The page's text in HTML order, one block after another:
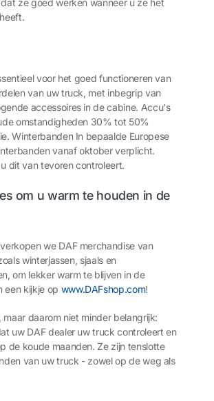
ze goed werken wanneer u ze het
voor het goed functioneren van
van uw truck, met inbegrip van
accessoires in de cabine. Accu's
omstandigheden 30% tot 50%
Winterbanden In bepaalde Europese
vanaf oktober verplicht.
dit van tevoren controleert.
om u warm te houden in de
we DAF merchandise van
winterjassen, sjaals en
om lekker warm te blijven in de
een kijkje op www.DAFshop.com!
maar daarom niet minder belangrijk:
uw DAF dealer uw truck controleert en
de koude maanden. Ze zijn tenslotte
van uw truck - zowel op de weg als